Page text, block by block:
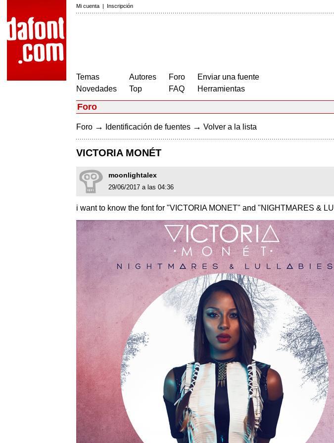
Mi cuenta | Inscripción
Temas
Novedades
Autores
Top
Foro
FAQ
Enviar una fuente
Herramientas
Foro
Foro → Identificación de fuentes → Volver a la lista
VICTORIA MONÉT
moonlightalex
29/06/2017 a las 04:36
i want to know the font for "VICTORIA MONET" and "NIGHTMARES &